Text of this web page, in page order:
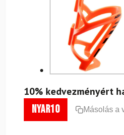
10% kedvezményért
nyar10 Másolás a